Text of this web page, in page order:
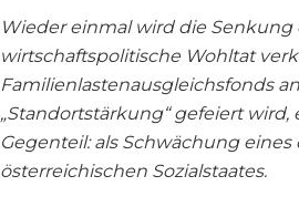
Wieder einmal wird die
wirtschaftspolitische Wohltat
Familienlastenausgleichsfonds
„Standortstärkung“ gefeiert
Gegenteil: als Schwächung
österreichischen Sozialstaates.